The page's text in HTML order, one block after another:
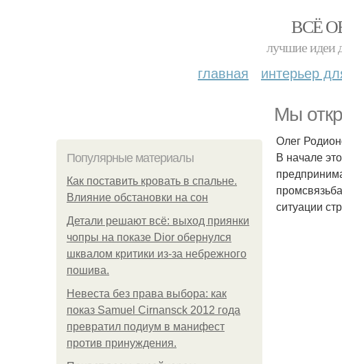
ВСЁ
лучшие идеи
главная интерьер
Мы
Популярные материалы
Как поставить кровать в спальне.
Влияние обстановки на сон
Детали решают всё: выход приянки
чопры на показе Dior обернулся
шквалом критики из-за небрежного
пошива.
Невеста без права выбора: как
показ Samuel Cirnansck 2012 года
превратил подиум в манифест
против принуждения.
Олег
В начале
ситуации